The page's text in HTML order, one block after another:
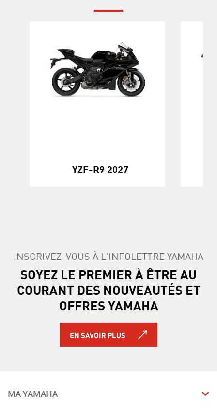
YZF-R9 2027
INSCRIVEZ-VOUS À L'INFOLETTRE YAMAHA
SOYEZ LE PREMIER À ÊTRE AU
COURANT DES NOUVEAUTÉS ET
OFFRES YAMAHA
EN SAVOIR PLUS
MA YAMAHA